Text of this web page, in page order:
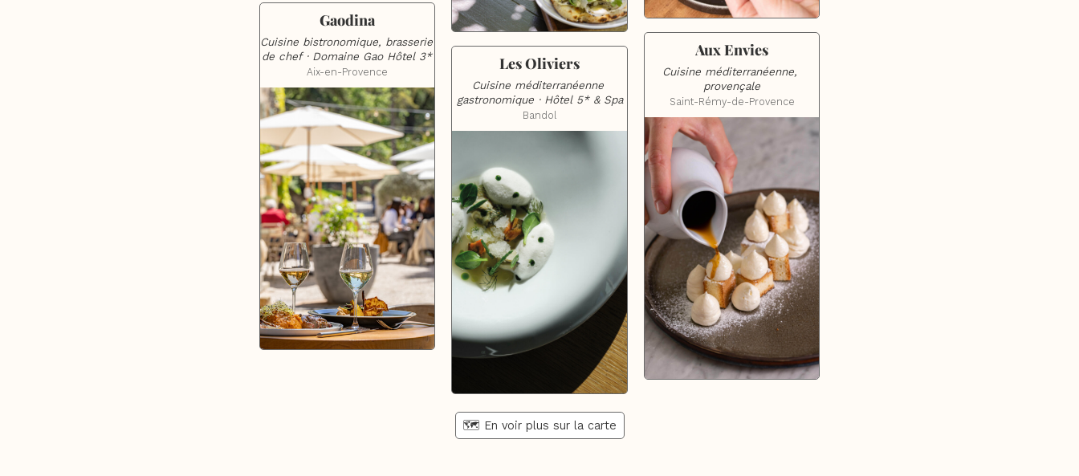
Gaodina
Cuisine bistronomique, brasserie
de chef · Domaine Gao Hôtel 3*
Aix-en-Provence Les Oliviers
Cuisine méditerranéenne
gastronomique · Hôtel 5* & Spa
Bandol
Aux Envies
Cuisine méditerranéenne,
provençale
Saint-Rémy-de-Provence
🗺️ En voir plus sur la carte